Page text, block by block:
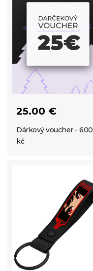
25.00 €
Dárkový voucher - 600
kč